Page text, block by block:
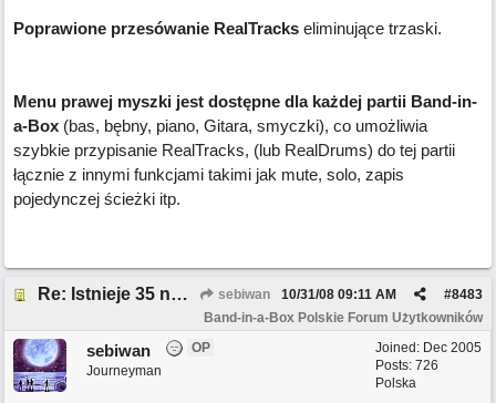
Poprawione przesówanie RealTracks eliminujące trzaski.
Menu prawej myszki jest dostępne dla każdej partii Band-in-
a-Box (bas, bębny, piano, Gitara, smyczki), co umożliwia
szybkie przypisanie RealTracks, (lub RealDrums) do tej partii
łącznie z innymi funkcjami takimi jak mute, solo, zapis
pojedynczej ścieżki itp.
Re: Istnieje 35 nowych funkcji w BB 2008.5 sebiwan #8483
10/31/08 09:11 AM
Band-in-a-Box Polskie Forum Użytkowników
Joined: Dec 2005
Posts: 726
Polska
sebiwan
OP
Journeyman